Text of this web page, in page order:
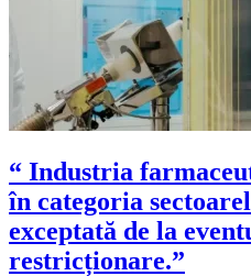
“ Industria
în categoria
exceptată de la
restricționare.”